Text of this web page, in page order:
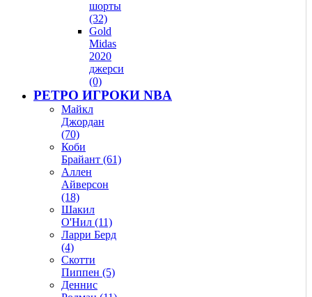
шорты
(32)
Gold
Midas
2020
джерси
(0)
РЕТРО ИГРОКИ NBA
Майкл
Джордан
(70)
Коби
Брайант (61)
Аллен
Айверсон
(18)
Шакил
О'Нил (11)
Ларри Берд
(4)
Скотти
Пиппен (5)
Деннис